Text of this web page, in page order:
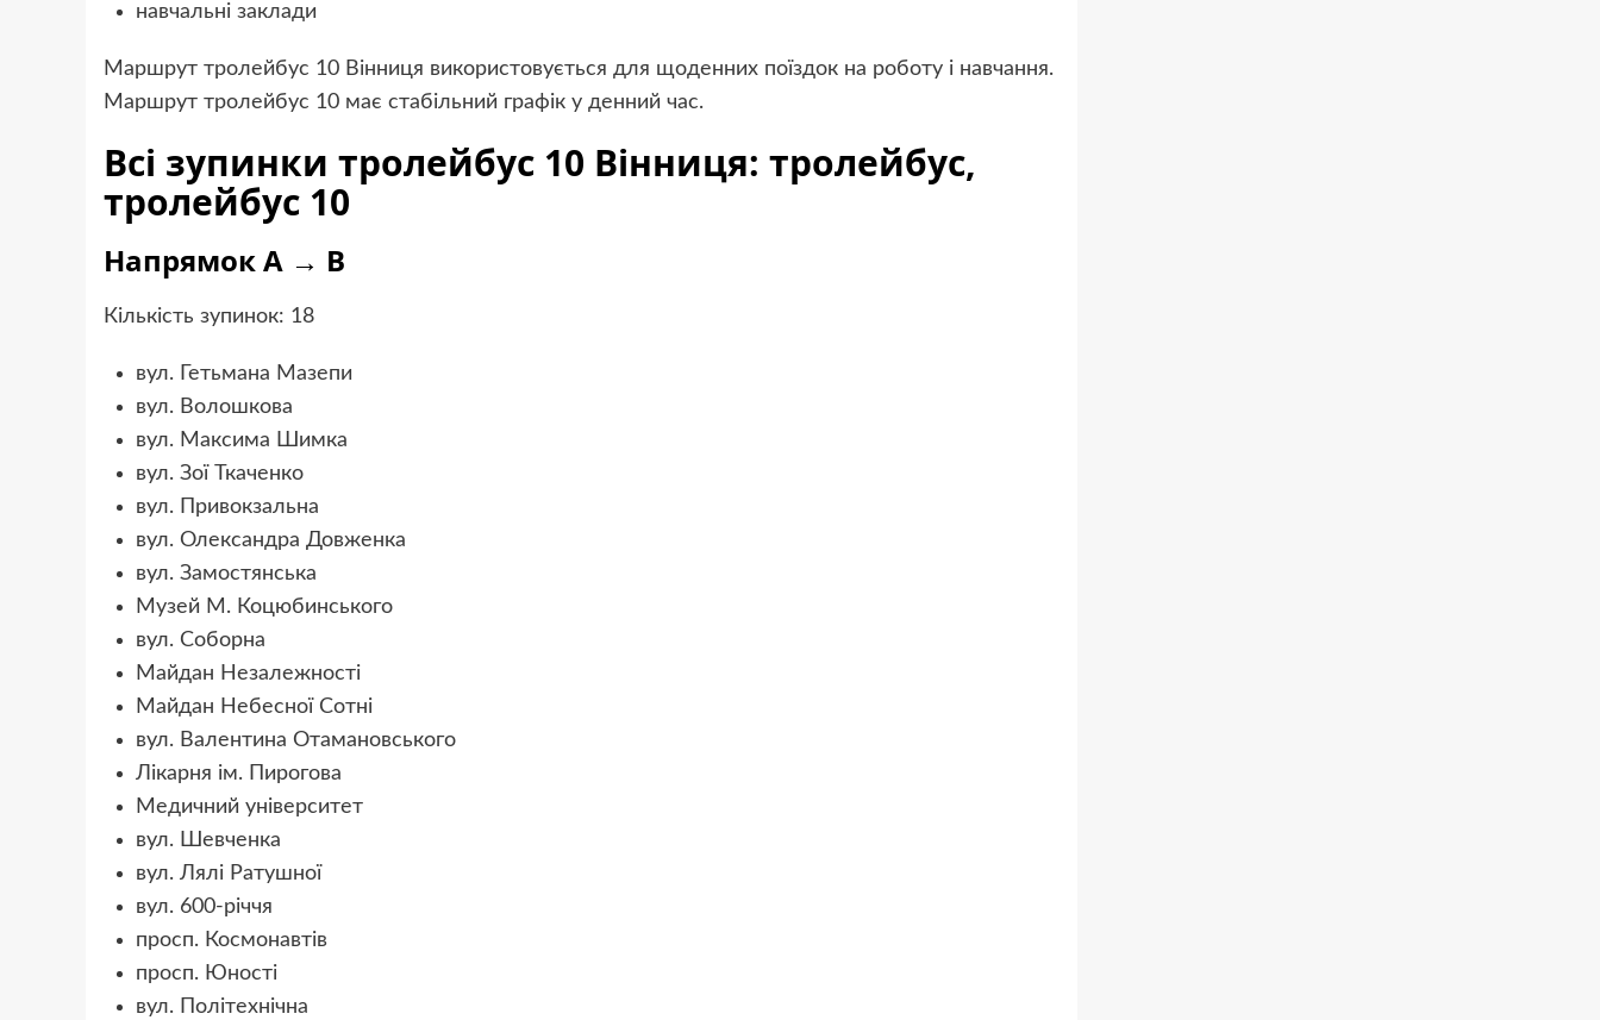
навчальні заклади
Маршрут тролейбус 10 Вінниця використовується для щоденних поїздок на роботу і навчання.
Маршрут тролейбус 10 має стабільний графік у денний час.
Всі зупинки тролейбус 10 Вінниця: тролейбус,
тролейбус 10
Напрямок A → B
Кількість зупинок: 18
вул. Гетьмана Мазепи
вул. Волошкова
вул. Максима Шимка
вул. Зої Ткаченко
вул. Привокзальна
вул. Олександра Довженка
вул. Замостянська
Музей М. Коцюбинського
вул. Соборна
Майдан Незалежності
Майдан Небесної Сотні
вул. Валентина Отамановського
Лікарня ім. Пирогова
Медичний університет
вул. Шевченка
вул. Лялі Ратушної
вул. 600-річчя
просп. Космонавтів
просп. Юності
вул. Політехнічна